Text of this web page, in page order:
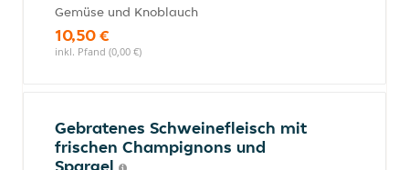
Gemüse und Knoblauch
10,50 €
inkl. Pfand (0,00 €)
Gebratenes Schweinefleisch mit
frischen Champignons und